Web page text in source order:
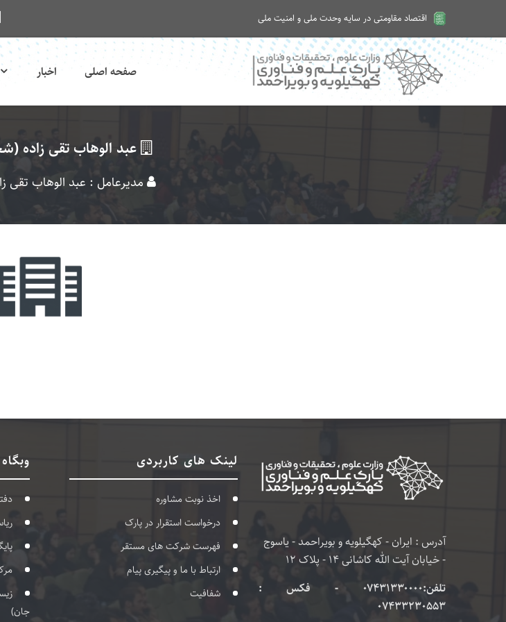
اقتصاد مقاومتی در سایه وحدت ملی و امنیت ملی
امروز پنجشنبه ۱۵ مرداد ۱۴۰۵
صفحه اصلی اخبار
عبد الوهاب تقی
مدیرعامل : عبد الوهاب تقی
آدرس : ایران - کهگیلویه و بویراحمد - یاسوج
- خیابان آیت الله کاشانی 14 - پلاک 12
تلفن:۰۷۴۳۱۳۳۰۰۰۰ - فکس :
07433230553
لینک های کاربردی
اخذ نوبت مشاوره
درخواست استقرار در پارک
فهرست شرکت های مستقر
ارتباط با ما و پیگیری پیام
شفافیت
جان)